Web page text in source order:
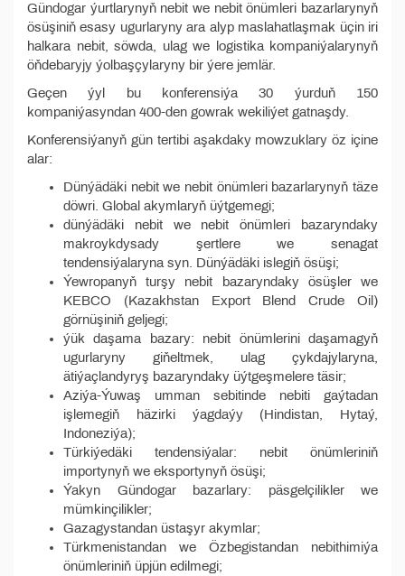
Gündogar ýurtlarynyň nebit we nebit önümleri bazarlarynyň
ösüşiniň esasy ugurlaryny ara alyp maslahatlaşmak üçin iri
halkara nebit, söwda, ulag we logistika kompaniýalarynyň
öňdebaryjy ýolbaşçylaryny bir ýere jemlär.
Geçen ýyl bu konferensiýa 30 ýurduň 150
kompaniýasyndan 400-den gowrak wekiliýet gatnaşdy.
Konferensiýanyň gün tertibi aşakdaky mowzuklary öz içine
alar:
Dünýädäki nebit we nebit önümleri bazarlarynyň täze
döwri. Global akymlaryň üýtgemegi;
dünýädäki nebit we nebit önümleri bazaryndaky
makroykdysady şertlere we senagat
tendensiýalaryna syn. Dünýädäki islegiň ösüşi;
Ýewropanyň turşy nebit bazaryndaky ösüşler we
KEBCO (Kazakhstan Export Blend Crude Oil)
görnüşiniň geljegi;
ýük daşama bazary: nebit önümlerini daşamagyň
ugurlaryny giňeltmek, ulag çykdajylaryna,
ätiýaçlandyryş bazaryndaky üýtgeşmelere täsir;
Aziýa-Ýuwaş umman sebitinde nebiti gaýtadan
işlemegiň häzirki ýagdaýy (Hindistan, Hytaý,
Indoneziýa);
Türkiýedäki tendensiýalar: nebit önümleriniň
importynyň we eksportynyň ösüşi;
Ýakyn Gündogar bazarlary: päsgelçilikler we
mümkinçilikler;
Gazagystandan üstaşyr akymlar;
Türkmenistandan we Özbegistandan nebithimiýa
önümleriniň üpjün edilmegi;